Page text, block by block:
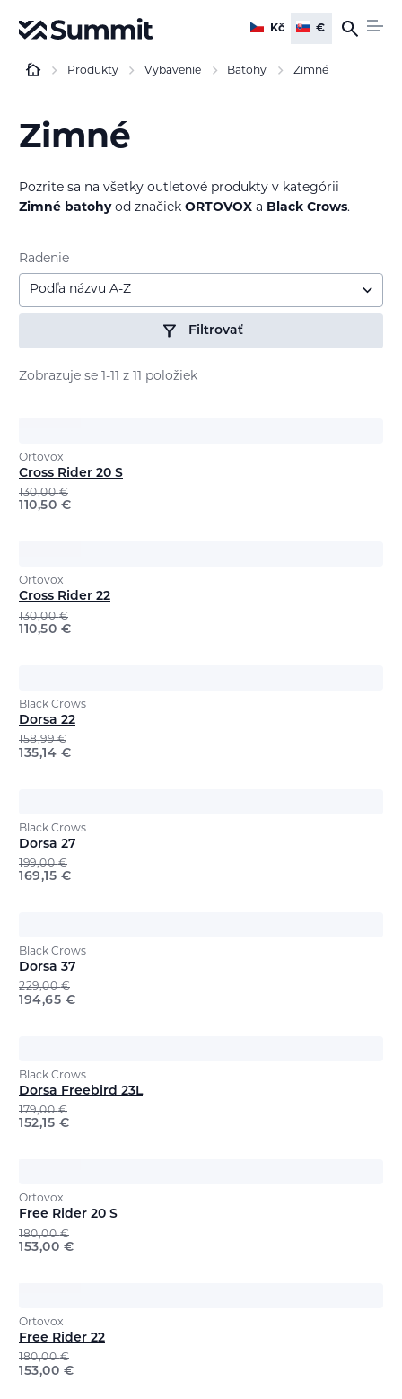
Kč €
Produkty Vybavenie Batohy Zimné
Zimné
Pozrite sa na všetky outletové produkty v kategórii
Zimné batohyod značiek ORTOVOX a Black Crows.
Radenie
Podľa názvu A-Z
Filtrovať
Zobrazuje se 1-11 z 11 položiek
Ortovox
Cross Rider 20 S
130,00€
110,50 €
Ortovox
Cross Rider 22
130,00€
110,50 €
Black Crows
Dorsa 22
158,99€
135,14 €
Black Crows
Dorsa 27
199,00€
169,15 €
Black Crows
Dorsa 37
229,00€
194,65 €
Black Crows
Dorsa Freebird 23L
179,00€
152,15 €
Ortovox
Free Rider 20 S
180,00€
153,00 €
Ortovox
Free Rider 22
180,00€
153,00 €